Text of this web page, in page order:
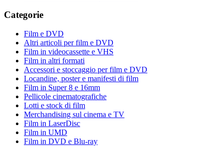
Categorie
Film e DVD
Altri articoli per film e DVD
Film in videocassette e VHS
Film in altri formati
Accessori e stoccaggio per film e DVD
Locandine, poster e manifesti di film
Film in Super 8 e 16mm
Pellicole cinematografiche
Lotti e stock di film
Merchandising sul cinema e TV
Film in LaserDisc
Film in UMD
Film in DVD e Blu-ray